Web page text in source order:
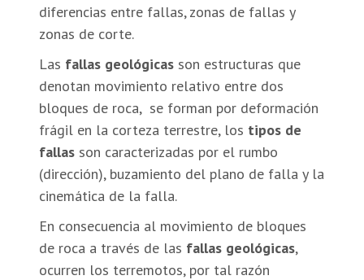
diferencias entre fallas, zonas de fallas y
zonas de corte.
Las fallas geológicas son estructuras que
denotan movimiento relativo entre dos
bloques de roca, se forman por deformación
frágil en la corteza terrestre, los tipos de
fallas son caracterizadas por el rumbo
(dirección), buzamiento del plano de falla y la
cinemática de la falla.
En consecuencia al movimiento de bloques
de roca a través de las fallas geológicas,
ocurren los terremotos, por tal razón